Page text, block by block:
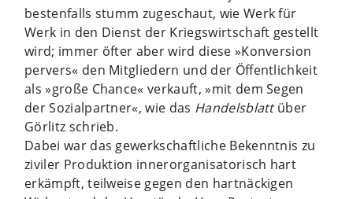
bestenfalls stumm zugeschaut, wie Werk für
Werk in den Dienst der Kriegswirtschaft gestellt
wird; immer öfter aber wird diese »Konversion
pervers« den Mitgliedern und der Öffentlichkeit
als »große Chance« verkauft, »mit dem Segen
der Sozialpartner«, wie das Handelsblattüber
Görlitz schrieb.
Dabei war das gewerkschaftliche Bekenntnis zu
ziviler Produktion innerorganisatorisch hart
erkämpft, teilweise gegen den hartnäckigen